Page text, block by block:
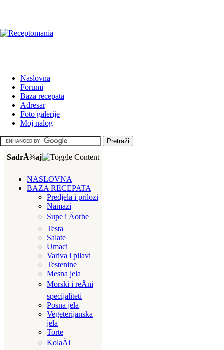
Naslovna
Forumi
Baza recepata
Adresar
Foto galerije
Moj nalog
SadrÅ¾aj
NASLOVNA
BAZA RECEPATA
Predjela i prilozi
Namazi
Supe i Äorbe
Testa
Salate
Umaci
Variva i pilavi
Testenine
Mesna jela
Morski i reÄni
specijaliteti
Posna jela
Vegeterijanska
jela
Torte
KolaÄi